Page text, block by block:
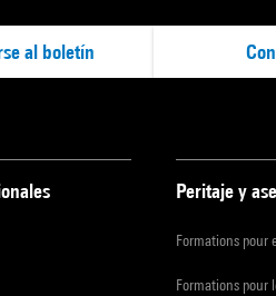
al boletín
Peritaje y
Formations pour
Formations pour